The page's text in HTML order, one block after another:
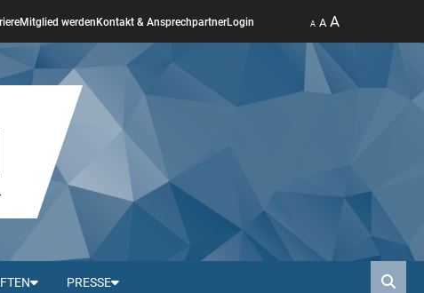
Mitglied werden Kontakt & AnsprechpartnerLogin A A A
PRESSE